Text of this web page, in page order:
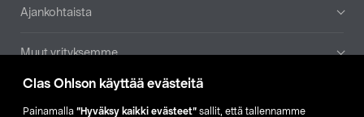
Clas Ohlson käyttää evästeitä
Painamalla ”Hyväksy kaikki evästeet” sallit, että tallennamme
Ajankohtaista
Muut yrityksemme
Etsi myymälä